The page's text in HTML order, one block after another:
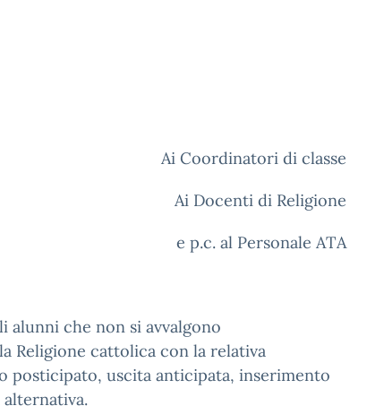
Ai Coordinatori di classe
Ai Docenti di Religione
e p.c. al Personale ATA
alunni che non si avvalgono
Religione cattolica con la relativa
posticipato, uscita anticipata, inserimento
alternativa.